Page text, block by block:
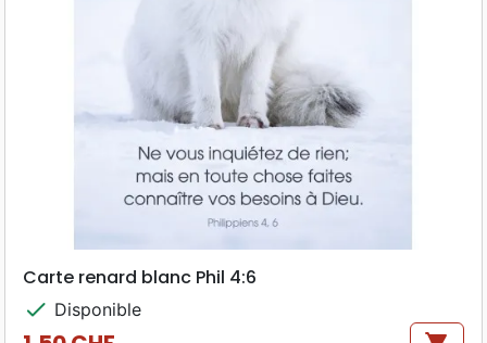
Carte renard blanc Phil 4:6
check Disponible